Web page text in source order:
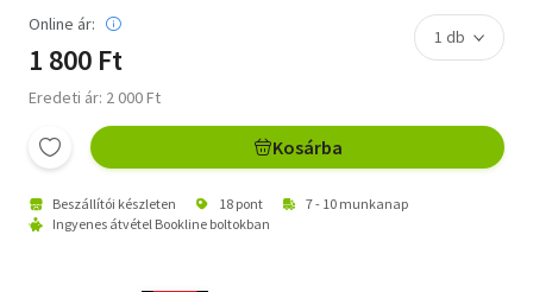
Online ár:
1 800 Ft
Eredeti ár: 2 000 Ft
Kosárba
Beszállítói készleten 18 pont
7 - 10 munkanap
Ingyenes átvétel Bookline boltokban